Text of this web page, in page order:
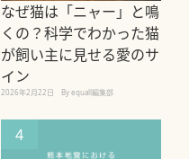
なぜ猫は「ニャー」と鳴
くの？科学でわかった猫
が飼い主に見せる愛のサ
イン
2026年2月22日 By equall編集部
4